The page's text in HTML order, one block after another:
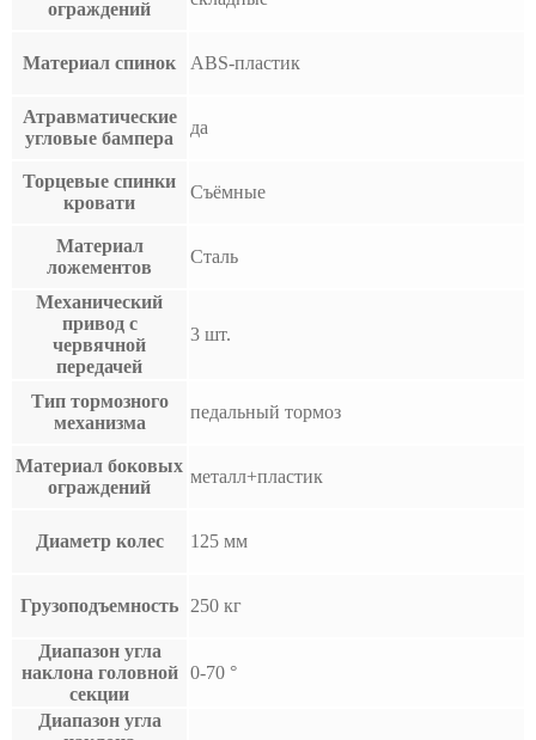
ограждений
Материал спинок ABS-пластик
Атравматические
угловые бампера
да
Торцевые спинки
кровати
Съёмные
Материал
ложементов
Сталь
Механический
привод с
червячной
передачей
3 шт.
Тип тормозного
механизма
педальный тормоз
Материал боковых
ограждений
металл+пластик
Диаметр колес 125 мм
Грузоподъемность 250 кг
Диапазон угла
наклона головной
секции
0-70 °
Диапазон угла